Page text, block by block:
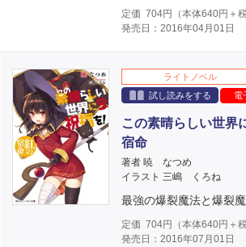
定価 704円（本体640円＋税
発売日：2016年04月01日
ライトノベル
試し読みをする
電
この素晴らしい世界
宿命
著者 暁 なつめ
イラスト 三嶋 くろね
最強の爆裂魔法と爆裂
定価 704円（本体640円＋税
発売日：2016年07月01日